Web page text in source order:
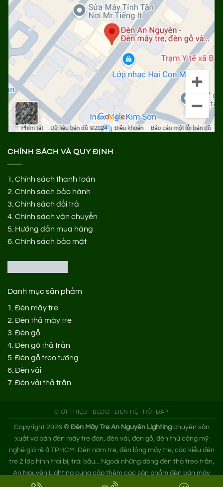
CHÍNH SÁCH VÀ QUY ĐỊNH
1. Chính sách thanh toán
2. Chính sách bảo hành
3. Chính sách đổi trả
4. Chính sách vận chuyển
5. Hướng dẫn mua hàng
6. Chính sách bảo mật
Danh mục sản phẩm
1. Đèn mây tre
2. Đèn thả mây tre
3. Đèn gỗ
4. Đèn gỗ thả trần
5. Đèn gỗ treo tường
6. Đèn vải
7. Đèn vải thả trần
GIỚI THIỆU BLOG LIÊN HỆ HỎI ĐÁP
Copyright 2026 © Đèn Mây Tre An Nguyên Lightingchuyên sản
xuất và bán đèn mây tre đan, đèn vải, đèn gỗ, đèn thủ công mỹ
nghệ giá rẻ ở TPHCM. Đèn nơm tre, đèn lồng mây tre, các kiểu đèn
tre 2 lớp hình trái bí, trái bầu... Ngoài những dòng đèn thả treo trần,
An Nguyên Lighting cung cấp thêm các sản phẩm đèn bàn mây
tre. Nếu bạn cần tìm xưởng đèn mây tre trang trí hoặc mua đèn tre